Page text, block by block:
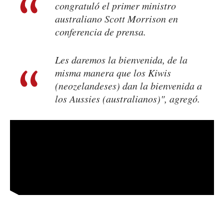
congratuló el primer ministro
australiano Scott Morrison en
conferencia de prensa.
Les daremos la bienvenida, de la
misma manera que los Kiwis
(neozelandeses) dan la bienvenida a
los Aussies (australianos)", agregó.